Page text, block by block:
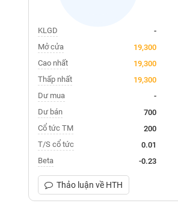
KLGD
-
Mở cửa
19,300
Cao nhất
19,300
Thấp nhất
19,300
Dư mua
-
Dư bán
700
Cổ tức TM
200
T/S cổ tức
0.01
Beta
-0.23
Thảo luận về HTH